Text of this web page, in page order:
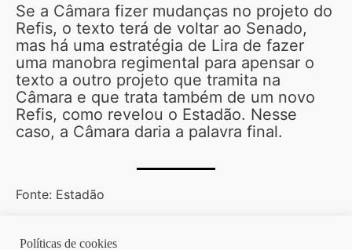
Se a Câmara fizer mudanças no projeto do
Refis, o texto terá de voltar ao Senado,
mas há uma estratégia de Lira de fazer
uma manobra regimental para apensar o
texto a outro projeto que tramita na
Câmara e que trata também de um novo
Refis, como revelou o Estadão. Nesse
caso, a Câmara daria a palavra final.
Fonte: Estadão
Políticas de cookies